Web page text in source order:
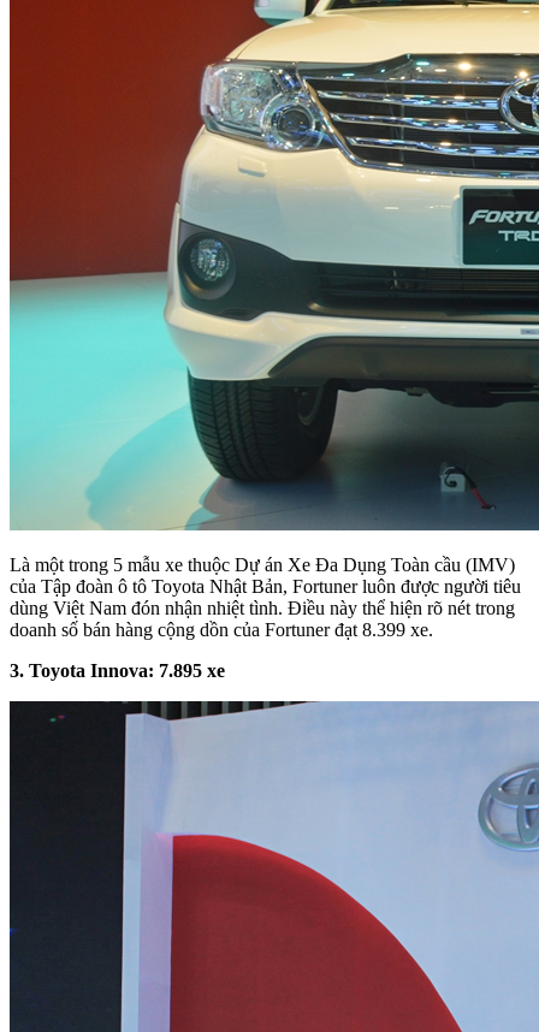
Là một trong 5 mẫu xe thuộc Dự án Xe Đa Dụng Toàn cầu (IMV)
của Tập đoàn ô tô Toyota Nhật Bản, Fortuner luôn được người tiêu
dùng Việt Nam đón nhận nhiệt tình. Điều này thể hiện rõ nét trong
doanh số bán hàng cộng dồn của Fortuner đạt 8.399 xe.
3. Toyota Innova: 7.895 xe